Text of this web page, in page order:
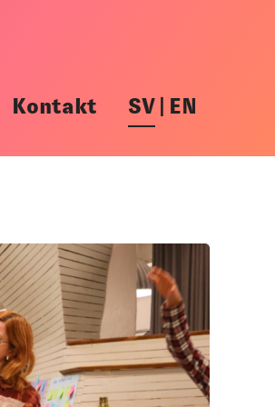
Kontakt SV EN